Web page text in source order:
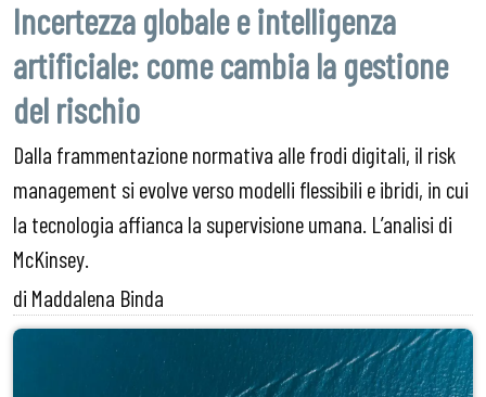
Incertezza globale e intelligenza
artificiale: come cambia la gestione
del rischio
Dalla frammentazione normativa alle frodi digitali, il risk
management si evolve verso modelli flessibili e ibridi, in cui
la tecnologia affianca la supervisione umana. L’analisi di
McKinsey.
di Maddalena Binda